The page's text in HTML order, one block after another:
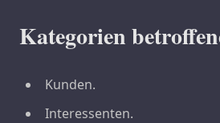
Kategorien
Kunden.
Interessenten.